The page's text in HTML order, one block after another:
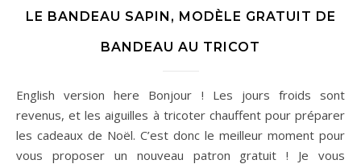
LE BANDEAU SAPIN, MODÈLE GRATUIT DE
BANDEAU AU TRICOT
English version here Bonjour ! Les jours froids sont
revenus, et les aiguilles à tricoter chauffent pour préparer
les cadeaux de Noël. C’est donc le meilleur moment pour
vous proposer un nouveau patron gratuit ! Je vous